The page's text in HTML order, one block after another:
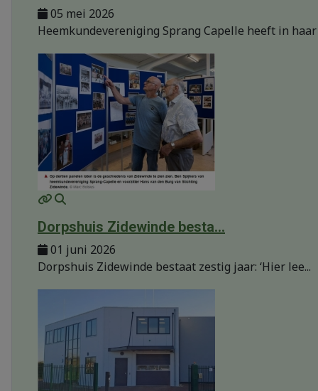
05 mei 2026
Heemkundevereniging Sprang Capelle heeft in haar
MOD_JTCS_VIEW_ARTICLE_LINK
Dorpshuis Zidewinde besta...
01 juni 2026
Dorpshuis Zidewinde bestaat zestig jaar: ‘Hier lee...